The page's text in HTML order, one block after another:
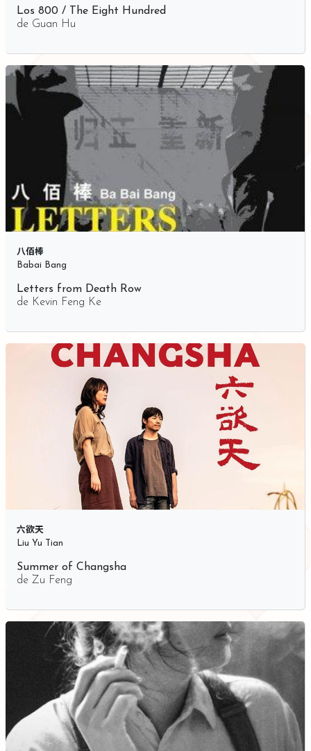
Los 800 / The Eight Hundred
de Guan Hu
八佰棒
Babai Bang
Letters from Death Row
de Kevin Feng Ke
六欲天
Liu Yu Tian
Summer of Changsha
de Zu Feng